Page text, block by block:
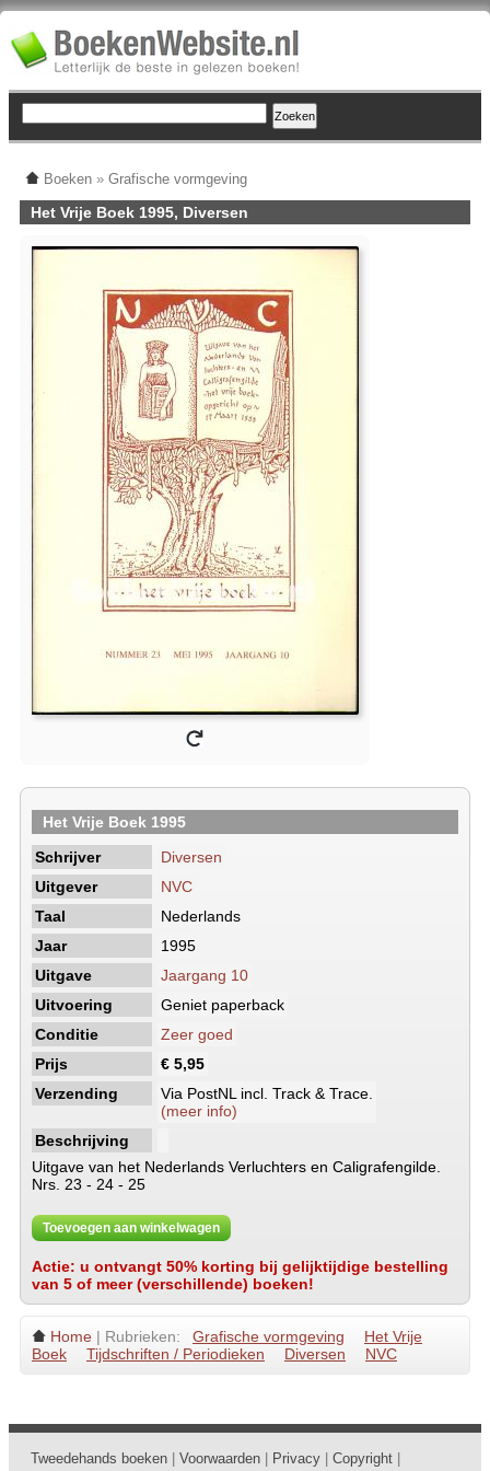
Boeken » Grafische vormgeving
Het Vrije Boek 1995, Diversen
Het Vrije Boek 1995
Schrijver
Diversen
Uitgever
NVC
Taal
Nederlands
Jaar
1995
Uitgave
Jaargang 10
Uitvoering
Geniet paperback
Conditie
Zeer goed
Prijs
€ 5,95
Verzending
Via PostNL incl. Track & Trace.
(meer info)
Beschrijving
Uitgave van het Nederlands Verluchters en Caligrafengilde.
Nrs. 23 - 24 - 25
Toevoegen aan winkelwagen
Actie: u ontvangt 50% korting bij gelijktijdige bestelling
van 5 of meer (verschillende) boeken!
Home | Rubrieken: Grafische vormgeving
Het Vrije
Boek
Tijdschriften / Periodieken Diversen NVC
Tweedehands boeken Voorwaarden Privacy Copyright